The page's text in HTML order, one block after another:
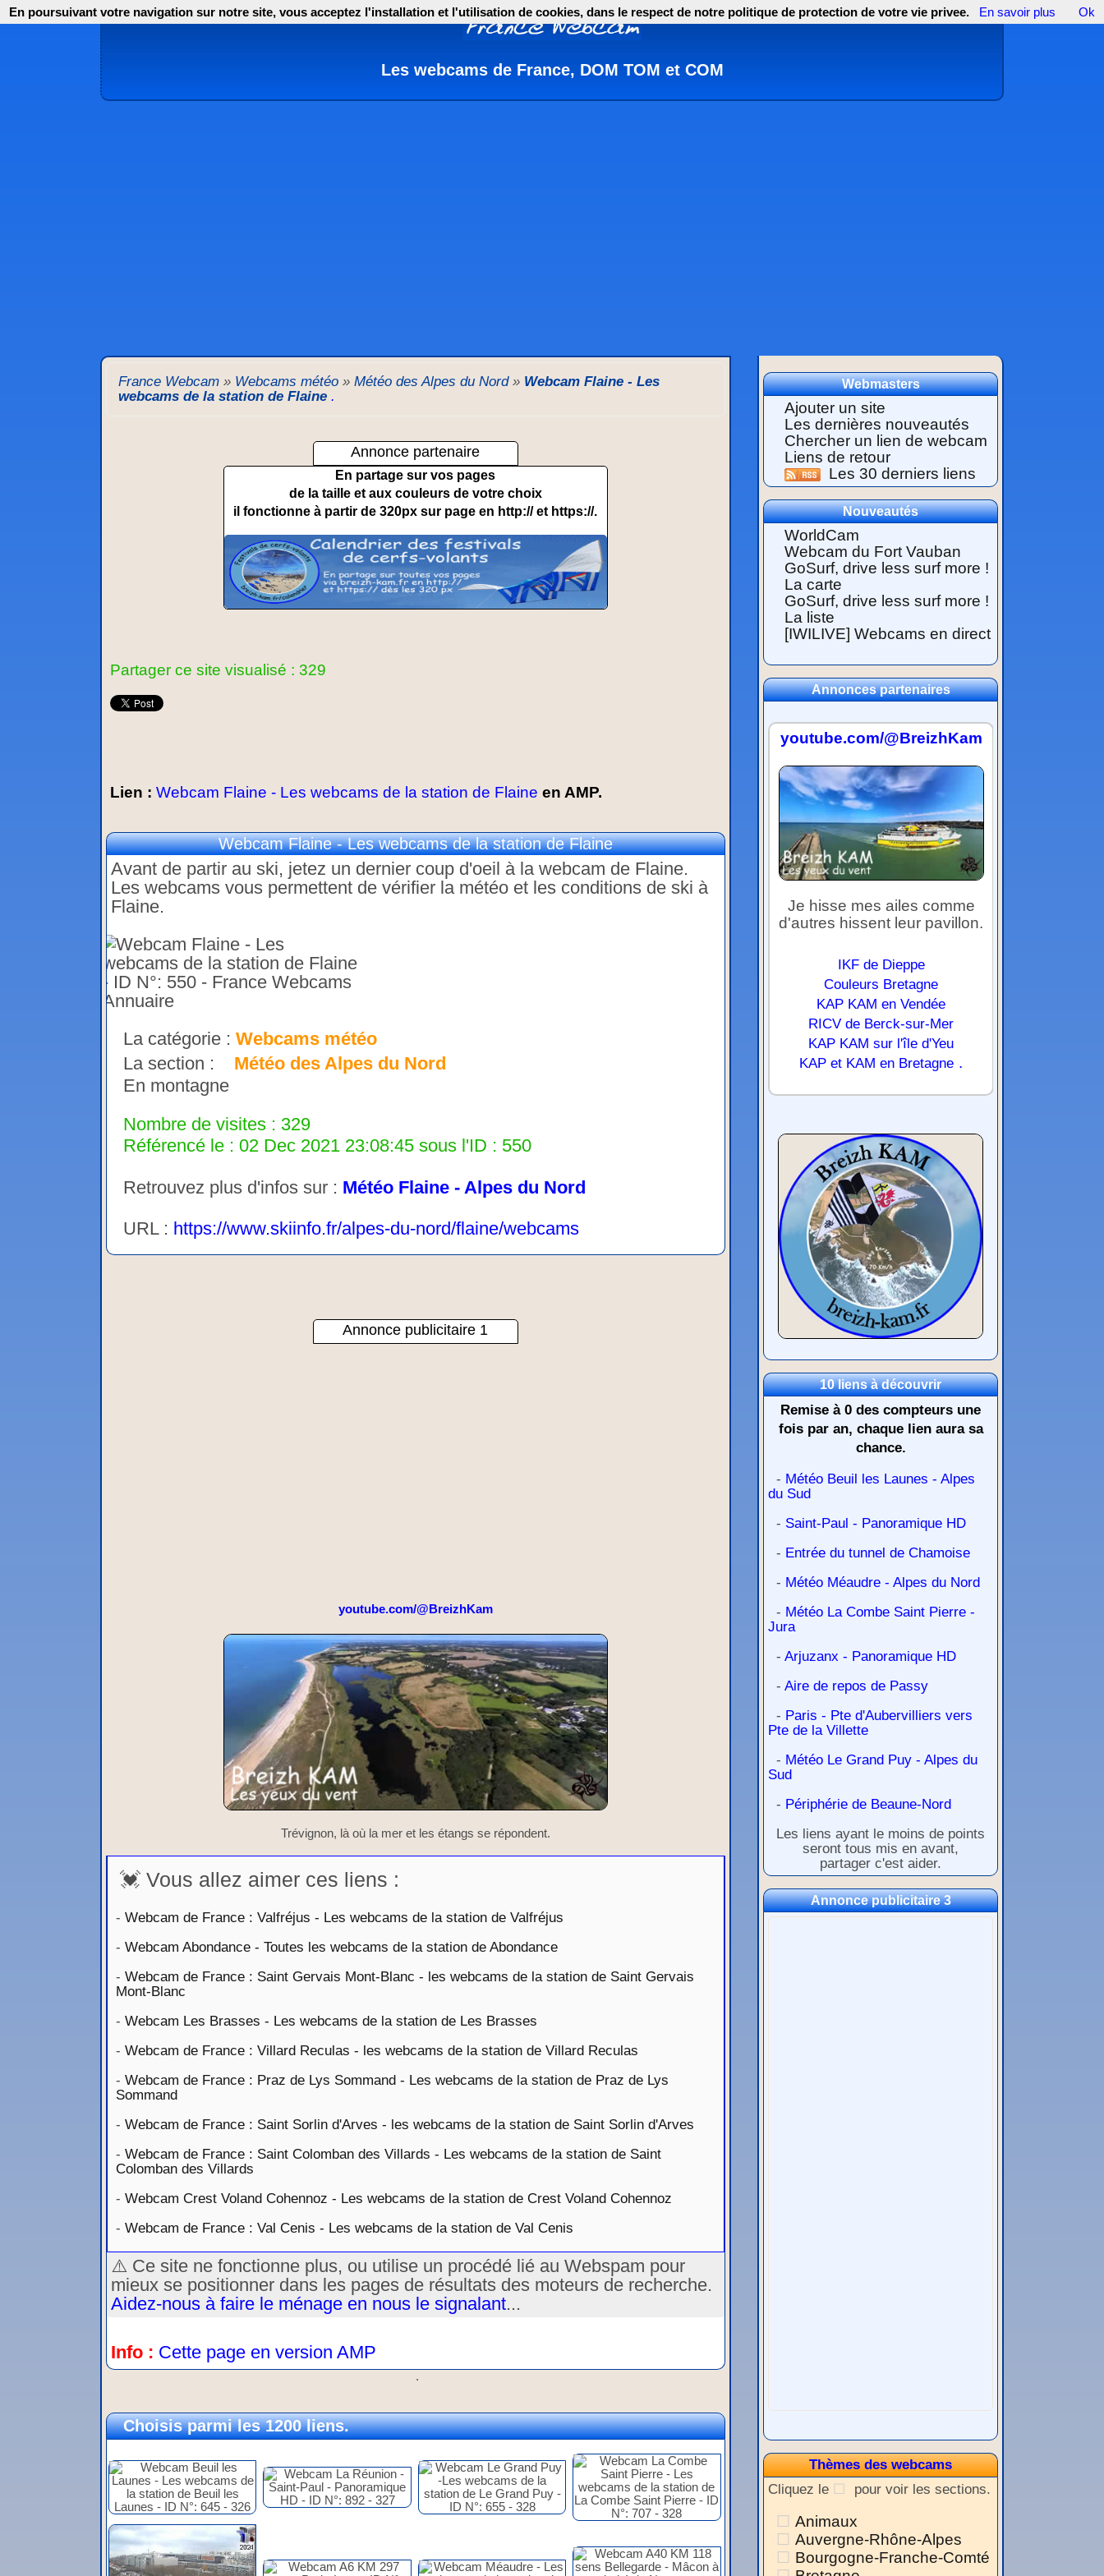
Les webcams de France, DOM TOM et COM
France Webcam » Webcams météo » Météo des Alpes du Nord» Webcam Flaine - Les
webcams de la station de Flaine .
Annonce partenaire
En partage sur vos pages
de la taille et aux couleurs de votre choix
il fonctionne à partir de 320px sur page en http:// et https://.
Partager ce site visualisé : 329
Lien : Webcam Flaine - Les webcams de la station de Flaine en AMP.
Webcam Flaine - Les webcams de la station de Flaine
Avant de partir au ski, jetez un dernier coup d'oeil à la webcam de Flaine.
Les webcams vous permettent de vérifier la météo et les conditions de ski à
Flaine.
La catégorie : Webcams météo
La section : Météo des Alpes du Nord
En montagne
Nombre de visites : 329
Référencé le : 02 Dec 2021 23:08:45 sous l'ID : 550
Retrouvez plus d'infos sur : Météo Flaine - Alpes du Nord
URL : https://www.skiinfo.fr/alpes-du-nord/flaine/webcams
Annonce publicitaire 1
youtube.com/@BreizhKam
Trévignon, là où la mer et les étangs se répondent.
💓 Vous allez aimer ces liens :
- Webcam de France : Valfréjus - Les webcams de la station de Valfréjus
- Webcam Abondance - Toutes les webcams de la station de Abondance
- Webcam de France : Saint Gervais Mont-Blanc - les webcams de la station de Saint Gervais
Mont-Blanc
- Webcam Les Brasses - Les webcams de la station de Les Brasses
- Webcam de France : Villard Reculas - les webcams de la station de Villard Reculas
- Webcam de France : Praz de Lys Sommand - Les webcams de la station de Praz de Lys
Sommand
- Webcam de France : Saint Sorlin d'Arves - les webcams de la station de Saint Sorlin d'Arves
- Webcam de France : Saint Colomban des Villards - Les webcams de la station de Saint
Colomban des Villards
- Webcam Crest Voland Cohennoz - Les webcams de la station de Crest Voland Cohennoz
- Webcam de France : Val Cenis - Les webcams de la station de Val Cenis
⚠️ Ce site ne fonctionne plus, ou utilise un procédé lié au Webspam pour
mieux se positionner dans les pages de résultats des moteurs de recherche.
Aidez-nous à faire le ménage en nous le signalant...
Info : Cette page en version AMP
.
Choisis parmi les 1200 liens.
Webmasters
Ajouter un site
Les dernières nouveautés
Chercher un lien de webcam
Liens de retour
Les 30 derniers liens
Nouveautés
WorldCam
Webcam du Fort Vauban
GoSurf, drive less surf more !
La carte
GoSurf, drive less surf more !
La liste
[IWILIVE] Webcams en direct
Annonces partenaires
youtube.com/@BreizhKam
Je hisse mes ailes comme
d'autres hissent leur pavillon.
IKF de Dieppe
Couleurs Bretagne
KAP KAM en Vendée
RICV de Berck-sur-Mer
KAP KAM sur l'île d'Yeu
KAP et KAM en Bretagne .
10 liens à découvrir
Remise à 0 des compteurs une
fois par an, chaque lien aura sa
chance.
- Météo Beuil les Launes - Alpes
du Sud
- Saint-Paul - Panoramique HD
- Entrée du tunnel de Chamoise
- Météo Méaudre - Alpes du Nord
- Météo La Combe Saint Pierre -
Jura
- Arjuzanx - Panoramique HD
- Aire de repos de Passy
- Paris - Pte d'Aubervilliers vers
Pte de la Villette
- Météo Le Grand Puy - Alpes du
Sud
- Périphérie de Beaune-Nord
Les liens ayant le moins de points
seront tous mis en avant,
partager c'est aider.
Annonce publicitaire 3
Thèmes des webcams
Cliquez le
pour voir les sections.
Animaux
Auvergne-Rhône-Alpes
Bourgogne-Franche-Comté
En poursuivant votre navigation sur notre site, vous acceptez l'installation et l'utilisation de cookies, dans le respect de notre politique de protection de votre vie privee. En savoir plus Ok